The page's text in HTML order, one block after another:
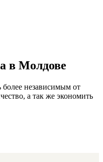
в Молдове
более независимым от
а так же экономить